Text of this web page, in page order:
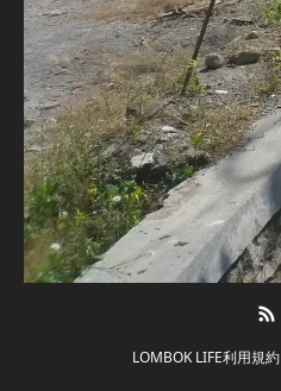
LOMBOK LIFE利用規約